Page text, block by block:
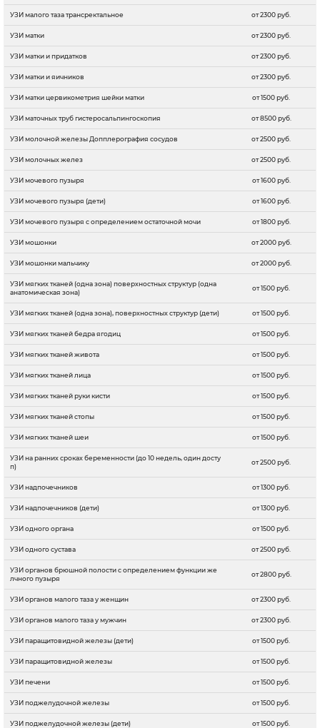
УЗИ малого таза трансректальное от 2300 руб.
УЗИ матки от 2300 руб.
УЗИ матки и придатков от 2300 руб.
УЗИ матки и яичников от 2300 руб.
УЗИ матки цервикометрия шейки матки от 1500 руб.
УЗИ маточных труб гистеросальпингоскопия от 8500 руб.
УЗИ молочной железы Допплерография сосудов от 2500 руб.
УЗИ молочных желез от 2500 руб.
УЗИ мочевого пузыря от 1600 руб.
УЗИ мочевого пузыря (дети) от 1600 руб.
УЗИ мочевого пузыря с определением остаточной мочи от 1800 руб.
УЗИ мошонки от 2000 руб.
УЗИ мошонки мальчику от 2000 руб.
УЗИ мягких тканей (одна зона) поверхностных структур (одна
анатомическая зона)
от 1500 руб.
УЗИ мягких тканей (одна зона), поверхностных структур (дети) от 1500 руб.
УЗИ мягких тканей бедра ягодиц от 1500 руб.
УЗИ мягких тканей живота от 1500 руб.
УЗИ мягких тканей лица от 1500 руб.
УЗИ мягких тканей руки кисти от 1500 руб.
УЗИ мягких тканей стопы от 1500 руб.
УЗИ мягких тканей шеи от 1500 руб.
УЗИ на ранних сроках беременности (до 10 недель, один досту
п)
от 2500 руб.
УЗИ надпочечников от 1300 руб.
УЗИ надпочечников (дети) от 1300 руб.
УЗИ одного органа от 1500 руб.
УЗИ одного сустава от 2500 руб.
УЗИ органов брюшной полости с определением функции же
лчного пузыря
от 2800 руб.
УЗИ органов малого таза у женщин от 2300 руб.
УЗИ органов малого таза у мужчин от 2300 руб.
УЗИ паращитовидной железы (дети) от 1500 руб.
УЗИ паращитовидной железы от 1500 руб.
УЗИ печени от 1500 руб.
УЗИ поджелудочной железы от 1500 руб.
УЗИ поджелудочной железы (дети) от 1500 руб.